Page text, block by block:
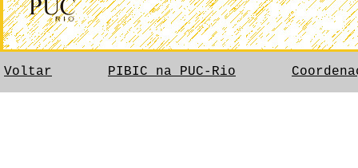
Voltar PIBIC na PUC-Rio